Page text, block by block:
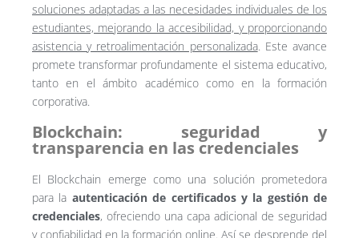
soluciones adaptadas a las necesidades individuales de los
estudiantes, mejorando la accesibilidad, y proporcionando
asistencia y retroalimentación personalizada. Este avance
promete transformar profundamente el sistema educativo,
tanto en el ámbito académico como en la formación
corporativa.
Blockchain: seguridad y
transparencia en las credenciales
El Blockchain emerge como una solución prometedora
para la autenticación de certificados y la gestión de
credenciales, ofreciendo una capa adicional de seguridad
y confiabilidad en la formación online. Así se desprende del